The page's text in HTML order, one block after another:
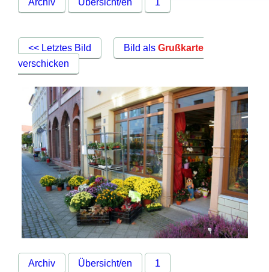
Archiv Übersicht/en 1
<< Letztes Bild Bild alsGrußkarte
verschicken
Archiv Übersicht/en 1